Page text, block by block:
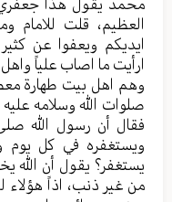
العظیم، قلت للامام
ایدیکم ویعفوا عن
ارأيت ما اصاب علیاً
وهم اهل بیت طهارة
صلوات الله وسلامه
فقال أن رسول الله
ویستغفره في کل یوم
یستغفر؟ یقول أن الله
من غیر ذنب، اذاً هؤلاء